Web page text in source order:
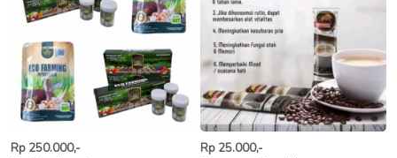
Rp 250.000,-
Rp 25.000,-